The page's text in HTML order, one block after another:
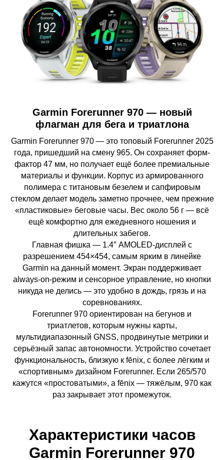
Garmin Forerunner 970 — новый
флагман для бега и триатлона
Garmin Forerunner 970 — это топовый Forerunner 2025
года, пришедший на смену 965. Он сохраняет форм-
фактор 47 мм, но получает ещё более премиальные
материалы и функции. Корпус из армированного
полимера с титановым безелем и сапфировым
стеклом делает модель заметно прочнее, чем прежние
«пластиковые» беговые часы. Вес около 56 г — всё
ещё комфортно для ежедневного ношения и
длительных забегов.
Главная фишка — 1.4″ AMOLED-дисплей с
разрешением 454×454, самым ярким в линейке
Garmin на данный момент. Экран поддерживает
always-on-режим и сенсорное управление, но кнопки
никуда не делись — это удобно в дождь, грязь и на
соревнованиях.
Forerunner 970 ориентирован на бегунов и
триатлетов, которым нужны карты,
мультидиапазонный GNSS, продвинутые метрики и
серьёзный запас автономности. Устройство сочетает
функциональность, близкую к fēnix, с более лёгким и
«спортивным» дизайном Forerunner. Если 265/570
кажутся «простоватыми», а fēnix — тяжёлым, 970 как
раз закрывает этот промежуток.
Характеристики часов
Garmin Forerunner 970